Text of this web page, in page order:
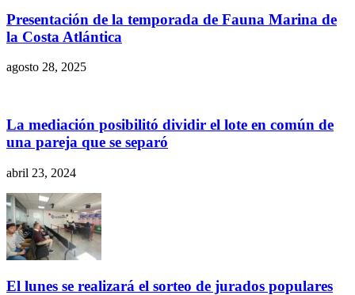
Presentación de la temporada de Fauna Marina de
la Costa Atlántica
agosto 28, 2025
La mediación posibilitó dividir el lote en común de
una pareja que se separó
abril 23, 2024
El lunes se realizará el sorteo de jurados populares